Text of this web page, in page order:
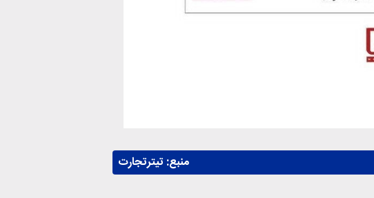
منبع: تیترتجارت